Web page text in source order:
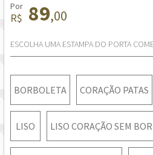
Por
R$ 89,00
ESCOLHA UMA ESTAMPA DO PORTA
BORBOLETA CORAÇÃO PATAS
LISO LISO CORAÇÃO SEM